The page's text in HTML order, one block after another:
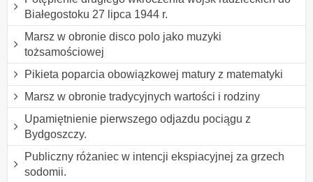
Białegostoku 27 lipca 1944 r.
Marsz w obronie disco polo jako muzyki
tożsamościowej
Pikieta poparcia obowiązkowej matury z matematyki
Marsz w obronie tradycyjnych wartości i rodziny
Upamiętnienie pierwszego odjazdu pociągu z
Bydgoszczy.
Publiczny różaniec w intencji ekspiacyjnej za grzech
sodomii.